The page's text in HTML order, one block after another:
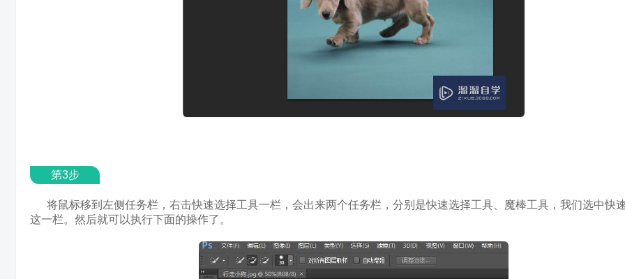
第3步
将鼠标移到左侧任务栏，右击快速选择工具一栏，会出来两个任务栏，分别是快速选择工具、魔棒工具，我们选中快
这一栏。然后就可以执行下面的操作了。